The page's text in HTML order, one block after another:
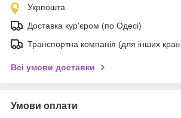
Укрпошта
Доставка кур'єром (по Одесі)
Транспортна компанія (для інших
Всі умови доставки
Умови оплати